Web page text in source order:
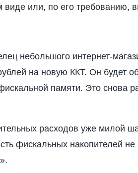
виде или, по его требованию,
небольшого интернет-
на новую ККТ. Он будет
памяти. Это снова
расходов уже милой
фискальных накопителей